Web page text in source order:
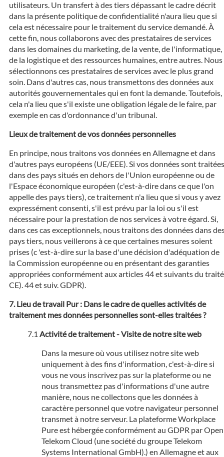
utilisateurs. Un transfert à des tiers dépassant le cadre décrit
dans la présente politique de confidentialité n'aura lieu que si
cela est nécessaire pour le traitement du service demandé. À
cette fin, nous collaborons avec des prestataires de services
dans les domaines du marketing, de la vente, de l'informatique,
de la logistique et des ressources humaines, entre autres. Nous
sélectionnons ces prestataires de services avec le plus grand
soin. Dans d'autres cas, nous transmettons des données aux
autorités gouvernementales qui en font la demande. Toutefois,
cela n'a lieu que s'il existe une obligation légale de le faire, par
exemple en cas d'ordonnance d'un tribunal.
Lieux de traitement de vos données personnelles
En principe, nous traitons vos données en Allemagne et dans
d'autres pays européens (UE/EEE). Si vos données sont traitées
dans des pays situés en dehors de l'Union européenne ou de
l'Espace économique européen (c'est-à-dire dans ce que l'on
appelle des pays tiers), ce traitement n'a lieu que si vous y avez
expressément consenti, s'il est prévu par la loi ou s'il est
nécessaire pour la prestation de nos services à votre égard. Si,
dans ces cas exceptionnels, nous traitons des données dans
pays tiers, nous veillerons à ce que certaines mesures soient
prises (c 'est-à-dire sur la base d'une décision d'adéquation de
la Commission européenne ou en présentant des garanties
appropriées conformément aux articles 44 et suivants du traité
CE). 44 et suiv. GDPR).
Lieu de travail Pur : Dans le cadre de quelles activités de
traitement mes données personnelles sont-elles traitées ?
Activité de traitement - Visite de notre site web
Dans la mesure où vous utilisez notre site web
uniquement à des fins d'information, c'est-à-dire si
vous ne vous inscrivez pas sur la plateforme ou ne
nous transmettez pas d'informations d'une autre
manière, nous ne collectons que les données à
caractère personnel que votre navigateur personnel
transmet à notre serveur. La plateforme Workplace
Pure est hébergée conformément au GDPR par Open
Telekom Cloud (une société du groupe Telekom
Systems International GmbH).) en Allemagne et aux